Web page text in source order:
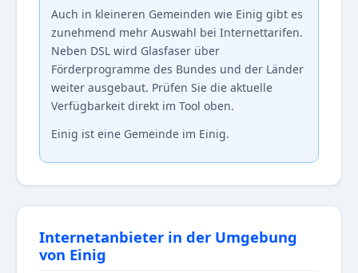
Auch in kleineren Gemeinden wie Einig gibt es
zunehmend mehr Auswahl bei Internettarifen.
Neben DSL wird Glasfaser über
Förderprogramme des Bundes und der Länder
weiter ausgebaut. Prüfen Sie die aktuelle
Verfügbarkeit direkt im Tool oben.
Einig ist eine Gemeinde im Einig.
Internetanbieter in der Umgebung
von Einig